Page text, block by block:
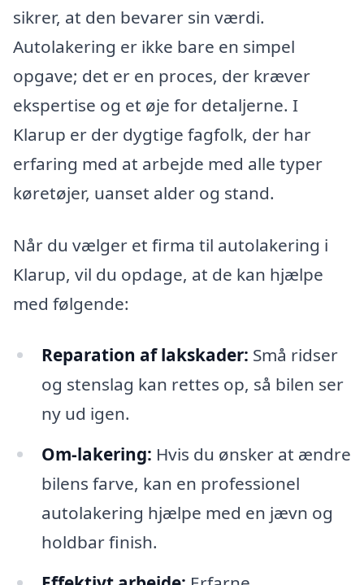
sikrer, at den bevarer sin værdi.
Autolakering er ikke bare en simpel
opgave; det er en proces, der kræver
ekspertise og et øje for detaljerne. I
Klarup er der dygtige fagfolk, der har
erfaring med at arbejde med alle typer
køretøjer, uanset alder og stand.
Når du vælger et firma til autolakering i
Klarup, vil du opdage, at de kan hjælpe
med følgende:
Reparation af lakskader: Små ridser
og stenslag kan rettes op, så bilen ser
ny ud igen.
Om-lakering: Hvis du ønsker at ændre
bilens farve, kan en professionel
autolakering hjælpe med en jævn og
holdbar finish.